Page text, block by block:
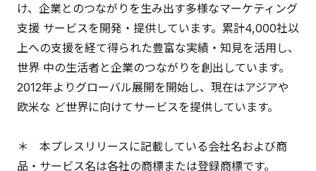
け、企業とのつながりを生み出す多様なマーケティング
支援 サービスを開発・提供しています。累計4,000社以
上への支援を経て得られた豊富な実績・知見を活用し、
世界 中の生活者と企業のつながりを創出しています。
2012年よりグローバル展開を開始し、現在はアジアや
欧米な ど世界に向けてサービスを提供しています。
＊ 本プレスリリースに記載している会社名および商
品・サービス名は各社の商標または登録商標です。